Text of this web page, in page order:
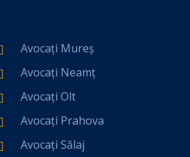
Avocați Mureș
Avocați Neamț
Avocați Olt
Avocați Prahova
Avocați Sălaj